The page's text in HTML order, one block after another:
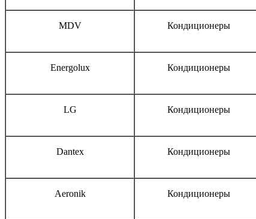
MDV
Кондиционеры
Energolux
Кондиционеры
LG
Кондиционеры
Dantex
Кондиционеры
Aeronik
Кондиционеры